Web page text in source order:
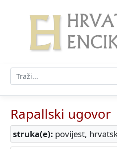
Rapallski ugovor
struka(e): povijest,